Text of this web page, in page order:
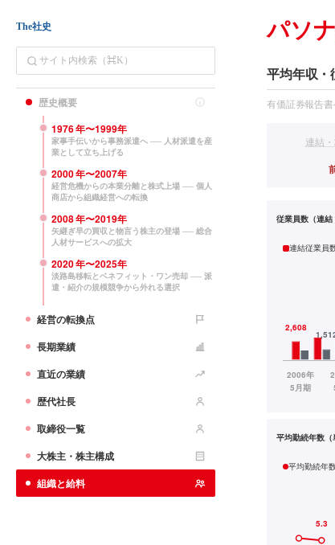
The社史
歴史概要
1976年〜1999年
家事手伝いから事務派遣へ ── 人材派遣を産
業として立ち上げる
2000年〜2007年
経営危機からの本業分離と株式上場 ── 個人
商店から組織経営への転換
2008年〜2019年
矢継ぎ早の買収と物言う株主の登場 ── 総合
人材サービスへの拡大
2020年〜2025年
淡路島移転とベネフィット・ワン売却 ── 派
遣・紹介の規模競争から外れる選択
経営の転換点
長期業績
直近の業績
歴代社長
取締役一覧
大株主・株主構成
組織と給料
パソ
平均年収
有価証券報告
連結
従業員数（連結
連結従業員
平均勤続年数（
平均勤続年